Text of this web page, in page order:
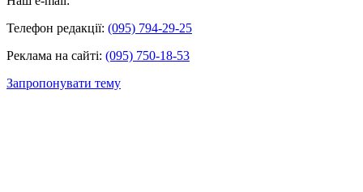
Телефон редакції: (095) 794-29-25
Реклама на сайті: (095) 750-18-53
Запропонувати тему